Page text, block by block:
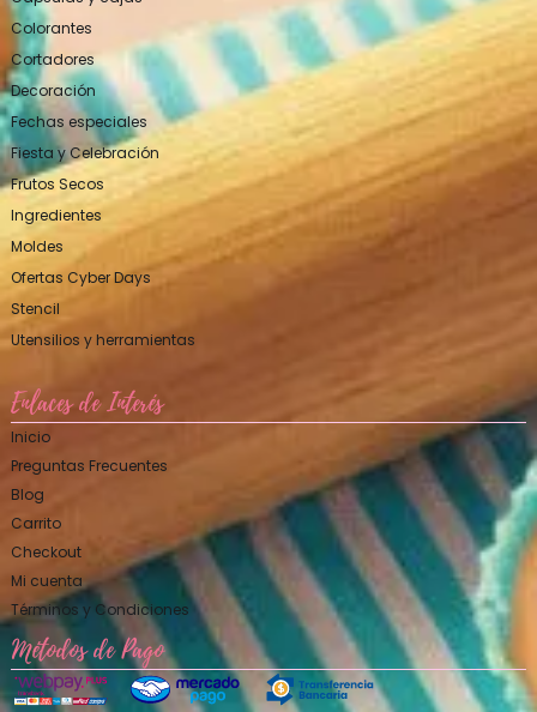
Colorantes
Cortadores
Decoración
Fechas especiales
Fiesta y Celebración
Frutos Secos
Ingredientes
Moldes
Ofertas Cyber Days
Stencil
Utensilios y herramientas
Enlaces de Interés
Inicio
Preguntas Frecuentes
Blog
Carrito
Checkout
Mi cuenta
Términos y Condiciones
Métodos de Pago